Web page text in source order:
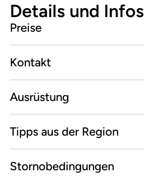
Details und Infos
Preise
Kontakt
Ausrüstung
Tipps aus der Region
Stornobedingungen